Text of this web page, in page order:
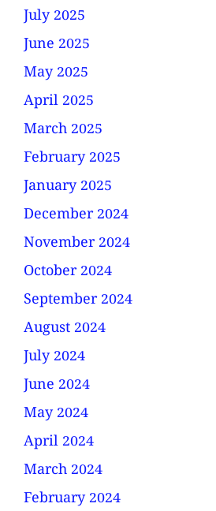
July 2025
June 2025
May 2025
April 2025
March 2025
February 2025
January 2025
December 2024
November 2024
October 2024
September 2024
August 2024
July 2024
June 2024
May 2024
April 2024
March 2024
February 2024